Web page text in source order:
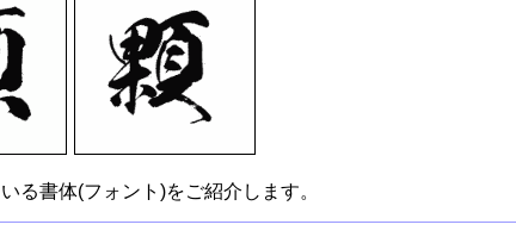
る書体(フォント)をご紹介します。